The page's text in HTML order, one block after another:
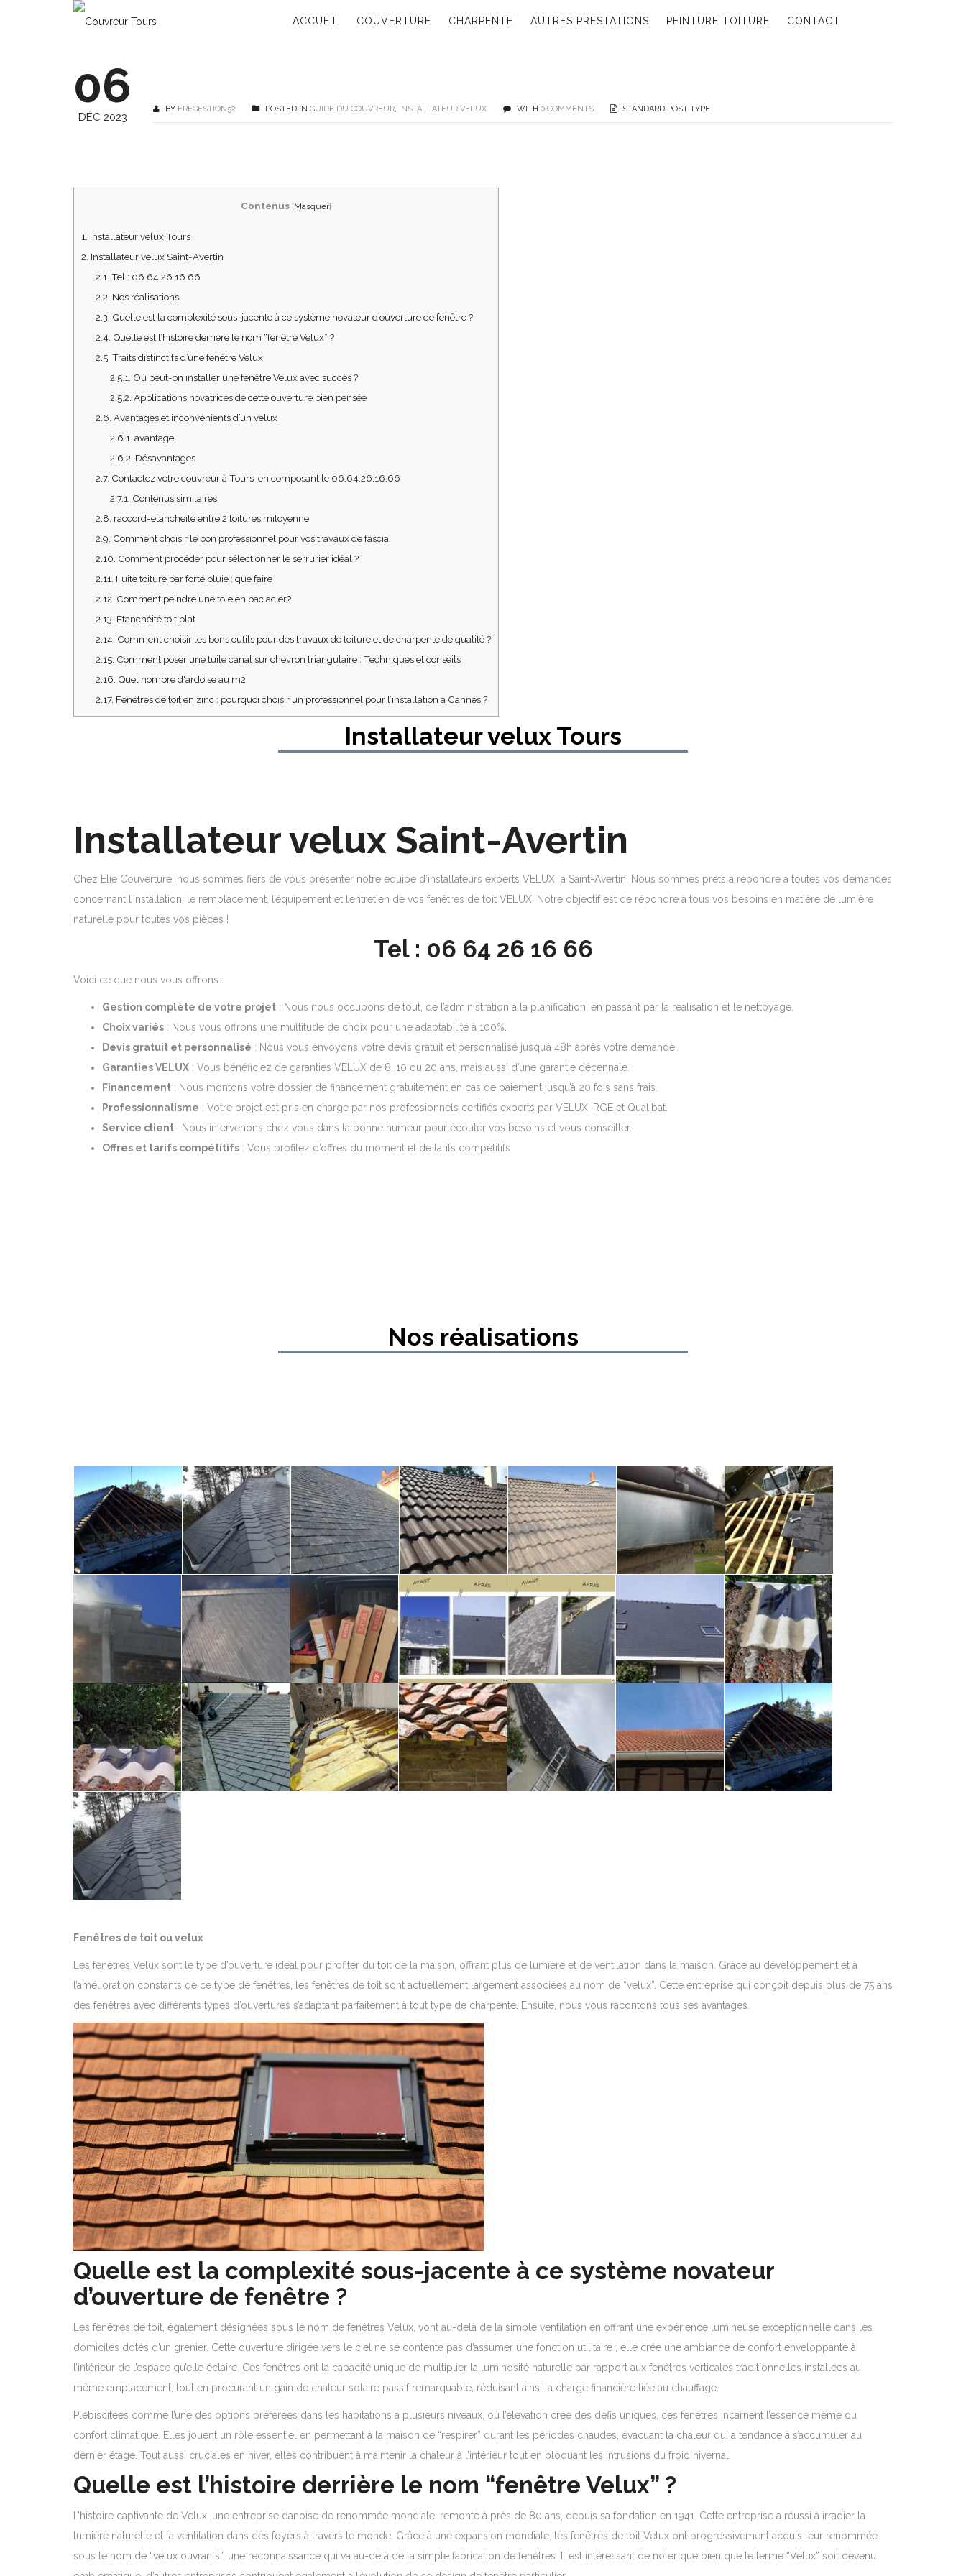
ACCUEIL COUVERTURE CHARPENTE AUTRES PRESTATIONS PEINTURE TOITURE CONTACT
06
DÉC 2023
BY EREGESTION52 POSTED IN GUIDE DU COUVREUR, INSTALLATEUR VELUX WITH 0 COMMENTS STANDARD POST TYPE
Contenus [Masquer]
1. Installateur velux Tours
2. Installateur velux Saint-Avertin
2.1. Tel : 06 64 26 16 66
2.2. Nos réalisations
2.3. Quelle est la complexité sous-jacente à ce système novateur d’ouverture de fenêtre ?
2.4. Quelle est l’histoire derrière le nom “fenêtre Velux” ?
2.5. Traits distinctifs d’une fenêtre Velux
2.5.1. Où peut-on installer une fenêtre Velux avec succès ?
2.5.2. Applications novatrices de cette ouverture bien pensée
2.6. Avantages et inconvénients d’un velux
2.6.1. avantage
2.6.2. Désavantages
2.7. Contactez votre couvreur à Tours en composant le 06.64.26.16.66
2.7.1. Contenus similaires:
2.8. raccord-etancheité entre 2 toitures mitoyenne
2.9. Comment choisir le bon professionnel pour vos travaux de fascia
2.10. Comment procéder pour sélectionner le serrurier idéal ?
2.11. Fuite toiture par forte pluie : que faire
2.12. Comment peindre une tole en bac acier?
2.13. Etanchéité toit plat
2.14. Comment choisir les bons outils pour des travaux de toiture et de charpente de qualité ?
2.15. Comment poser une tuile canal sur chevron triangulaire : Techniques et conseils
2.16. Quel nombre d'ardoise au m2
2.17. Fenêtres de toit en zinc : pourquoi choisir un professionnel pour l’installation à Cannes ?
Installateur velux Tours
Installateur velux Saint-Avertin
Chez Elie Couverture, nous sommes fiers de vous présenter notre équipe d’installateurs experts VELUX à Saint-Avertin. Nous sommes prêts à répondre à toutes vos demandes
concernant l’installation, le remplacement, l’équipement et l’entretien de vos fenêtres de toit VELUX. Notre objectif est de répondre à tous vos besoins en matière de lumière
naturelle pour toutes vos pièces !
Tel : 06 64 26 16 66
Voici ce que nous vous offrons :
Gestion complète de votre projet : Nous nous occupons de tout, de l’administration à la planification, en passant par la réalisation et le nettoyage.
Choix variés : Nous vous offrons une multitude de choix pour une adaptabilité à 100%.
Devis gratuit et personnalisé : Nous vous envoyons votre devis gratuit et personnalisé jusqu’à 48h après votre demande.
Garanties VELUX : Vous bénéficiez de garanties VELUX de 8, 10 ou 20 ans, mais aussi d’une garantie décennale.
Financement : Nous montons votre dossier de financement gratuitement en cas de paiement jusqu’à 20 fois sans frais.
Professionnalisme : Votre projet est pris en charge par nos professionnels certifiés experts par VELUX, RGE et Qualibat.
Service client : Nous intervenons chez vous dans la bonne humeur pour écouter vos besoins et vous conseiller.
Offres et tarifs compétitifs : Vous profitez d’offres du moment et de tarifs compétitifs.
Nos réalisations
Fenêtres de toit ou velux
Les fenêtres Velux sont le type d’ouverture idéal pour profiter du toit de la maison, offrant plus de lumière et de ventilation dans la maison. Grâce au développement et à
l’amélioration constants de ce type de fenêtres, les fenêtres de toit sont actuellement largement associées au nom de “velux”. Cette entreprise qui conçoit depuis plus de 75 ans
des fenêtres avec différents types d’ouvertures s’adaptant parfaitement à tout type de charpente. Ensuite, nous vous racontons tous ses avantages.
Quelle est la complexité sous-jacente à ce système novateur
d’ouverture de fenêtre ?
Les fenêtres de toit, également désignées sous le nom de fenêtres Velux, vont au-delà de la simple ventilation en offrant une expérience lumineuse exceptionnelle dans les
domiciles dotés d’un grenier. Cette ouverture dirigée vers le ciel ne se contente pas d’assumer une fonction utilitaire ; elle crée une ambiance de confort enveloppante à
l’intérieur de l’espace qu’elle éclaire. Ces fenêtres ont la capacité unique de multiplier la luminosité naturelle par rapport aux fenêtres verticales traditionnelles installées au
même emplacement, tout en procurant un gain de chaleur solaire passif remarquable, réduisant ainsi la charge financière liée au chauffage.
Plébiscitées comme l’une des options préférées dans les habitations à plusieurs niveaux, où l’élévation crée des défis uniques, ces fenêtres incarnent l’essence même du
confort climatique. Elles jouent un rôle essentiel en permettant à la maison de “respirer” durant les périodes chaudes, évacuant la chaleur qui a tendance à s’accumuler au
dernier étage. Tout aussi cruciales en hiver, elles contribuent à maintenir la chaleur à l’intérieur tout en bloquant les intrusions du froid hivernal.
Quelle est l’histoire derrière le nom “fenêtre Velux” ?
L’histoire captivante de Velux, une entreprise danoise de renommée mondiale, remonte à près de 80 ans, depuis sa fondation en 1941. Cette entreprise a réussi à irradier la
lumière naturelle et la ventilation dans des foyers à travers le monde. Grâce à une expansion mondiale, les fenêtres de toit Velux ont progressivement acquis leur renommée
sous le nom de “velux ouvrants”, une reconnaissance qui va au-delà de la simple fabrication de fenêtres. Il est intéressant de noter que bien que le terme “Velux” soit devenu